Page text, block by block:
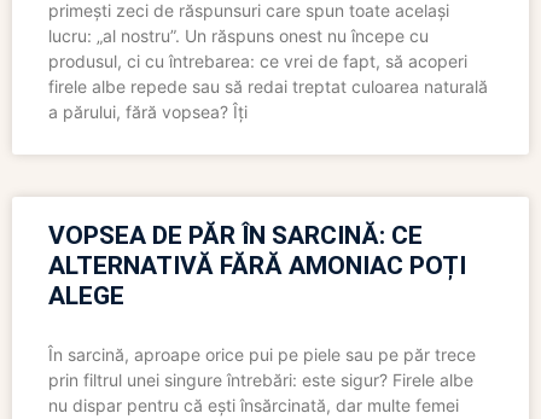
primești zeci de răspunsuri care spun toate același
lucru: „al nostru”. Un răspuns onest nu începe cu
produsul, ci cu întrebarea: ce vrei de fapt, să acoperi
firele albe repede sau să redai treptat culoarea naturală
a părului, fără vopsea? Îți
VOPSEA DE PĂR ÎN SARCINĂ: CE
ALTERNATIVĂ FĂRĂ AMONIAC POȚI
ALEGE
În sarcină, aproape orice pui pe piele sau pe păr trece
prin filtrul unei singure întrebări: este sigur? Firele albe
nu dispar pentru că ești însărcinată, dar multe femei